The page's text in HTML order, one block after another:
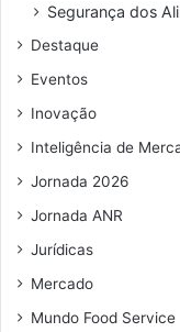
e
e
a
i
Segurança dos
Destaque
Eventos
Inovação
Inteligência de
Jornada 2026
Jornada ANR
Jurídicas
Mercado
Mundo Food Service